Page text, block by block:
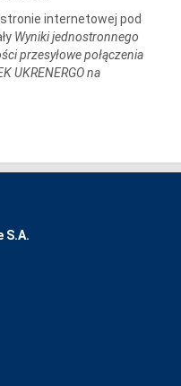
stronie internetowej pod
Wyniki jednostronnego
przesyłowe połączenia
UKRENERGO na
S.A.